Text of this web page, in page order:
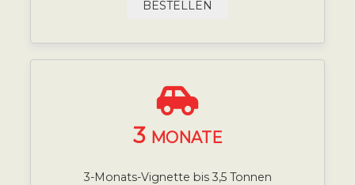
BESTELLEN
3 MONATE
3-Monats-Vignette bis 3,5 Tonnen